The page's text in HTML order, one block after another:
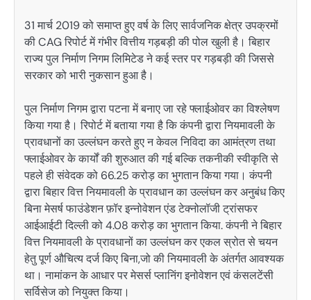
31 मार्च 2019 को समाप्त हुए वर्ष के लिए सार्वजनिक क्षेत्र उपक्रमों
की CAG रिपोर्ट में गंभीर वित्तीय गड़बड़ी की पोल खुली है। बिहार
राज्य पुल निर्माण निगम लिमिटेड ने कई स्तर पर गड़बड़ी की जिससे
सरकार को भारी नुकसान हुआ है।
पुल निर्माण निगम द्वारा पटना में बनाए जा रहे फ्लाईओवर का विश्लेषण
किया गया है। रिपोर्ट में बताया गया है कि कंपनी द्वारा नियमावली के
प्रावधानों का उल्लंघन करते हुए न केवल निविदा का आमंत्रण तथा
फ्लाईओवर के कार्यों की शुरुआत की गई बल्कि तकनीकी स्वीकृति से
पहले ही संवेदक को 66.25 करोड़ का भुगतान किया गया। कंपनी
द्वारा बिहार वित्त नियमावली के प्रावधान का उल्लंघन कर अनुबंध किए
बिना मेसर्ष फाउंडेशन फ़ॉर इन्नोवेशन एंड टेक्नोलॉजी ट्रांसफर
आईआईटी दिल्ली को 4.08 करोड़ का भुगतान किया. कंपनी ने बिहार
वित्त नियमावली के प्रावधानों का उल्लंघन कर एकल स्रोत से चयन
हेतु पूर्ण औचित्य दर्ज किए बिना,जो की नियमावली के अंतर्गत आवश्यक
था। नामांकन के आधार पर मेसर्स प्लानिंग इनोवेशन एवं कंसलटेंसी
सर्विसेज को नियुक्त किया।